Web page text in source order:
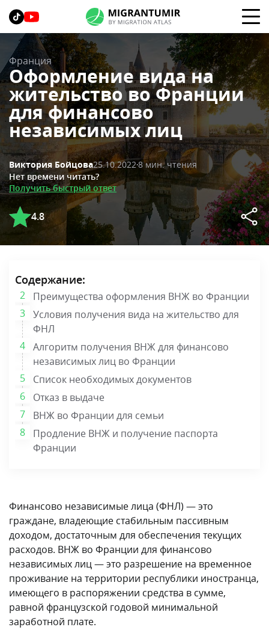
Франция
Оформление вида на
жительство во Франции
для финансово
независимых лиц
Виктория Бойцова25.10.2022 8 мин. чтения
Нет времени читать?
Получить быстрый ответ
4.8
Содержание:
Преимущества оформления ВНЖ во Франции
Условия получения вида на жительство для
ФНЛ
Алгоритм получения ВНЖ для финансово
независимых лиц во Франции
Список необходимых документов
Отказ в выдаче
ВНЖ во Франции для семьи
Продление ВНЖ и получение паспорта
Франции
Финансово независимые лица (ФНЛ) — это
граждане, владеющие стабильным пассивным
доходом, достаточным для обеспечения текущих
расходов. ВНЖ во Франции для финансово
независимых лиц — это разрешение на временное
проживание на территории республики иностранца,
имеющего в распоряжении средства в сумме,
равной французской годовой минимальной
заработной плате.